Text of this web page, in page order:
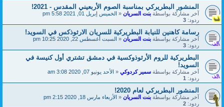
المنشور البطريركي بمناسبة الصوم الأربعيني المقدس - 2021!
آخر مشاركة بواسطةبنت السريان«الخميس إبريل 01, 2021 5:58 pm
ردود: 3
رسامة كاهنين للنيابة البطريركية للسريان الارثوذكس في السويد!
آخر مشاركة بواسطةبنت السريان«السبت أغسطس 22, 2020 10:25 pm
ردود: 3
البطريركية للروم الأرثوذوكسية في دمشق تشتري أول كنيسة في
السويد!
آخر مشاركة بواسطةسمير كردوكي«الأحد يونيو 07, 2020 3:08 am
ردود: 1
المنشور البطريركي لعام 2020!
آخر مشاركة بواسطةبنت السريان«الأربعاء مارس 18, 2020 2:15 pm
ردود: 2